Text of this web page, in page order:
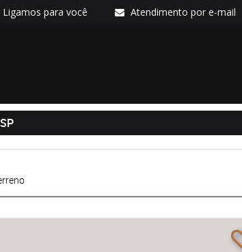
Ligamos para você Atendimento por e-mail